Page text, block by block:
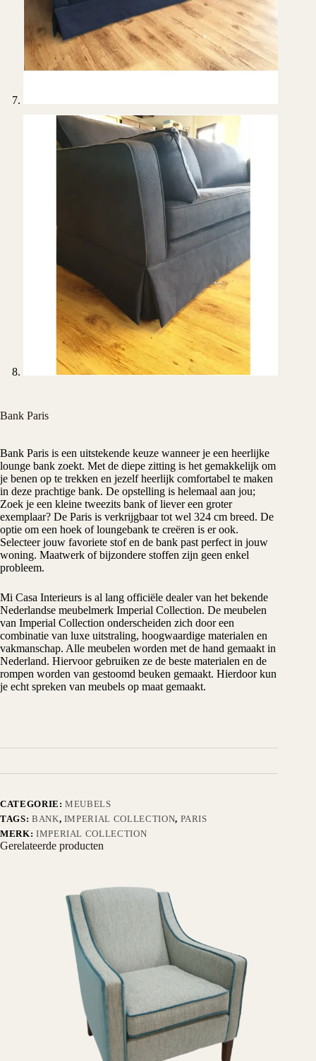
Bank Paris
Bank Paris is een uitstekende keuze wanneer je een heerlijke
lounge bank zoekt. Met de diepe zitting is het gemakkelijk om
je benen op te trekken en jezelf heerlijk comfortabel te maken
in deze prachtige bank. De opstelling is helemaal aan jou;
Zoek je een kleine tweezits bank of liever een groter
exemplaar? De Paris is verkrijgbaar tot wel 324 cm breed. De
optie om een hoek of loungebank te creëren is er ook.
Selecteer jouw favoriete stof en de bank past perfect in jouw
woning. Maatwerk of bijzondere stoffen zijn geen enkel
probleem.
Mi Casa Interieurs is al lang officiële dealer van het bekende
Nederlandse meubelmerk Imperial Collection. De meubelen
van Imperial Collection onderscheiden zich door een
combinatie van luxe uitstraling, hoogwaardige materialen en
vakmanschap. Alle meubelen worden met de hand gemaakt in
Nederland. Hiervoor gebruiken ze de beste materialen en de
rompen worden van gestoomd beuken gemaakt. Hierdoor kun
je echt spreken van meubels op maat gemaakt.
CATEGORIE:MEUBELS
TAGS: BANK, IMPERIAL COLLECTION, PARIS
MERK: IMPERIAL COLLECTION
Gerelateerde producten